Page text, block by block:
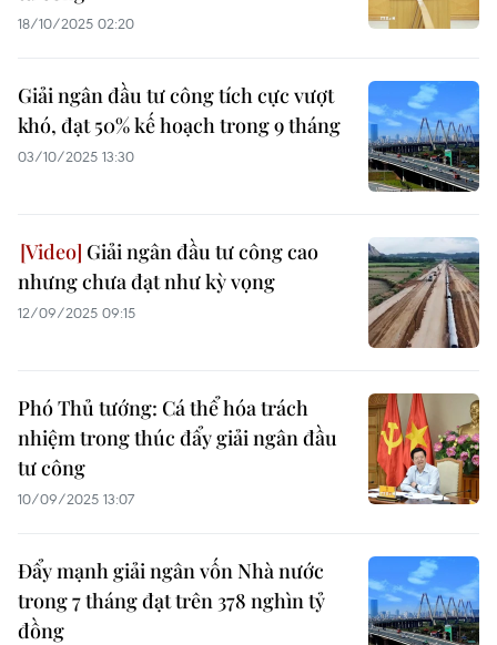
18/10/2025 02:20
Giải ngân đầu tư công tích cực vượt
khó, đạt 50% kế hoạch trong 9 tháng
03/10/2025 13:30
Giải ngân đầu tư công cao
nhưng chưa đạt như kỳ vọng
12/09/2025 09:15
Phó Thủ tướng: Cá thể hóa trách
nhiệm trong thúc đẩy giải ngân đầu
tư công
10/09/2025 13:07
Đẩy mạnh giải ngân vốn Nhà nước
trong 7 tháng đạt trên 378 nghìn tỷ
đồng